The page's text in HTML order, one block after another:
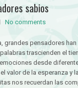
sabios
No comments
grandes pensadores
trascienden el
desde
valor de la esperanza y
nos recuerdan las